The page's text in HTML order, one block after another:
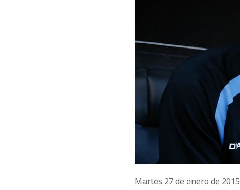
Martes 27 de enero de 2015